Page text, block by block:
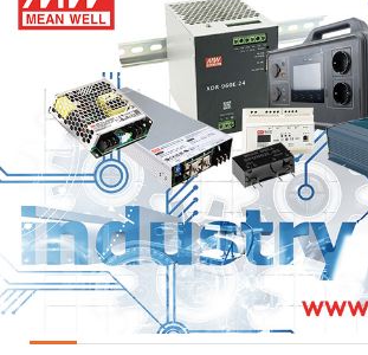
Síguenos en nuestras RRSS!